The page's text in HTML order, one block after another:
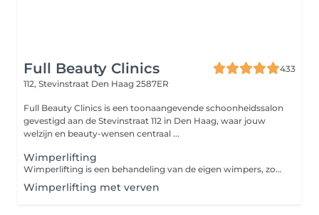
Full Beauty Clinics
433
112, Stevinstraat Den Haag 2587ER
Full Beauty Clinics is een toonaangevende schoonheidssalon
gevestigd aan de Stevinstraat 112 in Den Haag, waar jouw
welzijn en beauty-wensen centraal ...
Wimperlifting
Wimperlifting is een behandeling van de eigen wimpers, zonder valse wimpers aan te brengen. De wimpers worden gelift door siliconen pads. Met de LVL-techniek worden de wimpers verlengd, om een sprekende blik te krijgen. Hierbij worden mascara en een wimperkrultang overbodig. LVL Lashes is toepasbaar op alle wimpersoorten, zowel korte als lange wimpers. De voordelen van wimperlifting: Voelt licht en natuurlijk Ogen lijken groter Geeft een natuurlijke uitstraling Niet schadelijk voor de natuurlijke wimpers Bestendig tegen water, douchen, zweten, tranen, zwemmen en slapen
Wimperlifting met verven